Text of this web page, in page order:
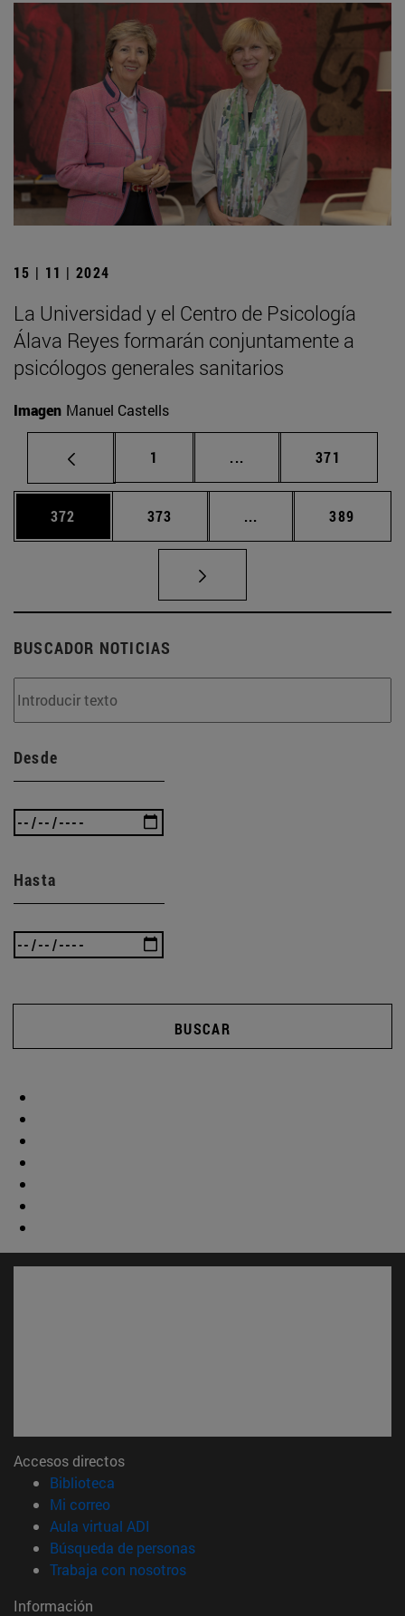
15 | 11 | 2024
La Universidad y el Centro de Psicología
Álava Reyes formarán conjuntamente a
psicólogos generales sanitarios
Imagen Manuel Castells
Página
1 ... Páginas intermedias
Página
371
Página
372 Página
373 ... Páginas intermedias
Página
389
BUSCADOR NOTICIAS
Desde
Hasta
BUSCAR
Accesos directos
Biblioteca
Mi correo(abre en nueva ventana)
Aula virtual ADI
Búsqueda de personas(abre en nueva ventana)
Trabaja con nosotros(abre en nueva ventana)
Información